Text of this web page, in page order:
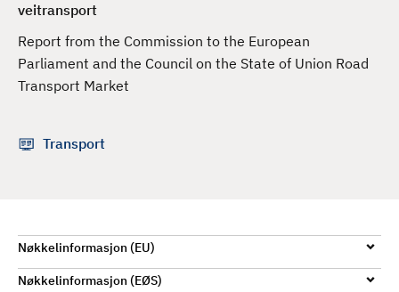
veitransport
Report from the Commission to the European
Parliament and the Council on the State of Union Road
Transport Market
Transport
Nøkkelinformasjon (EU)
Nøkkelinformasjon (EØS)